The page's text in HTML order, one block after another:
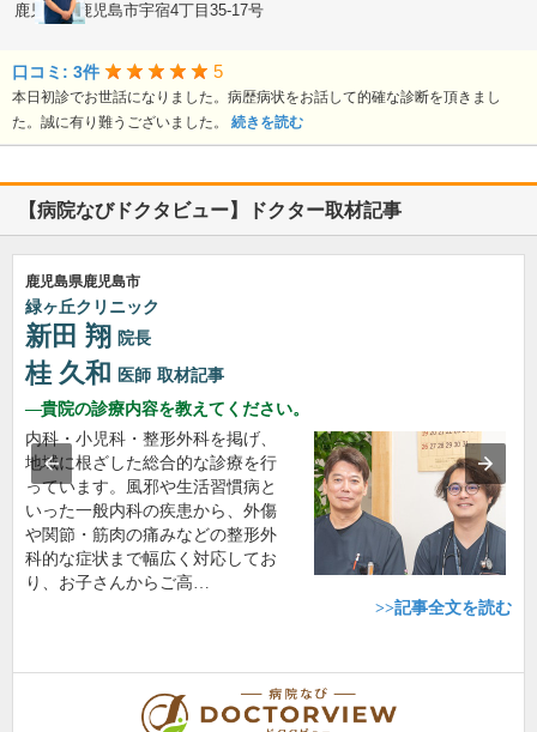
鹿児島県鹿児島市宇宿4丁目35-17号
口コミ: 3件 5
本日初診でお世話になりました。病歴病状をお話して的確な診断を頂きまし
た。誠に有り難うございました。 続きを読む
【病院なびドクタビュー】ドクター取材記事
鹿児島県鹿児島市
緑ヶ丘クリニック
新田 翔 院長
桂 久和 医師 取材記事
貴院の診療内容を教えてください。
内科・小児科・整形外科を掲げ、
地域に根ざした総合的な診療を行
っています。風邪や生活習慣病と
いった一般内科の疾患から、外傷
や関節・筋肉の痛みなどの整形外
科的な症状まで幅広く対応してお
り、お子さんからご高…
>>記事全文を読む